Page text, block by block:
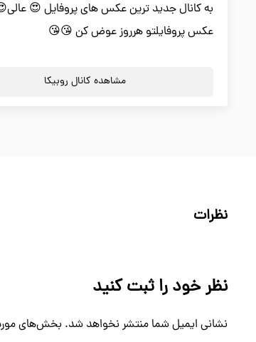
به کانال جدید ترین عکس های پروفایل 😍
عکس پروفایلتو هرروز عوض کن 😘😘
مشاهده کانال روبیکا
نظرات
نظر خود را ثبت کنید
نشانی ایمیل شما منتشر نخواهد شد. بخش‌های